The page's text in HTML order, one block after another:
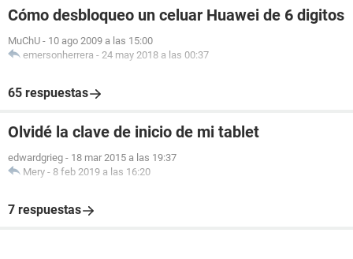
Cómo desbloqueo un celuar Huawei de 6 digitos
MuChU - 10 ago 2009 a las 15:00
emersonherrera - 24 may 2018 a las 00:37
65 respuestas
Olvidé la clave de inicio de mi tablet
edwardgrieg - 18 mar 2015 a las 19:37
Mery - 8 feb 2019 a las 16:20
7 respuestas